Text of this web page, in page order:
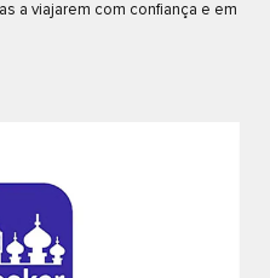
a viajarem com confiança e em